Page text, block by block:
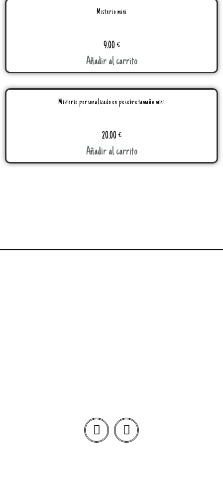
Misterio mini
9.00€
Añadir al carrito
Misterio personalizado en pesebre tamaño mini
20.00€
Añadir al carrito